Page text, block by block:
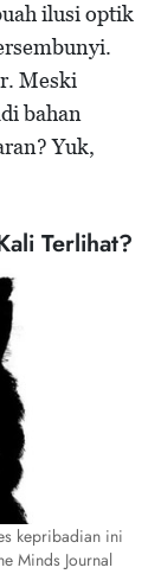
ilusi optik
Meski
bahan
Yuk,
Terlihat?
kepribadian ini
Minds Journal